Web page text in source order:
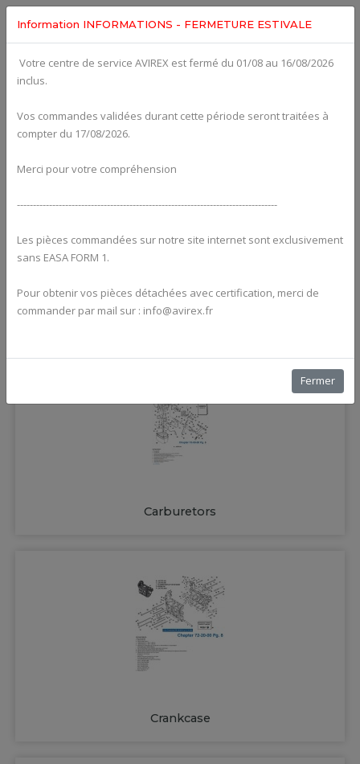
Alternators
Carburetors
Crankcase
Information INFORMATIONS - FERMETURE ESTIVALE
Votre centre de service AVIREX est fermé du 01/08 au 16/08/2026
inclus.
Vos commandes validées durant cette période seront traitées à
compter du 17/08/2026.
Merci pour votre compréhension
---------------------------------------------------------------------------------
Les pièces commandées sur notre site internet sont exclusivement
sans EASA FORM 1.
Pour obtenir vos pièces détachées avec certification, merci de
commander par mail sur : info@avirex.fr
Fermer